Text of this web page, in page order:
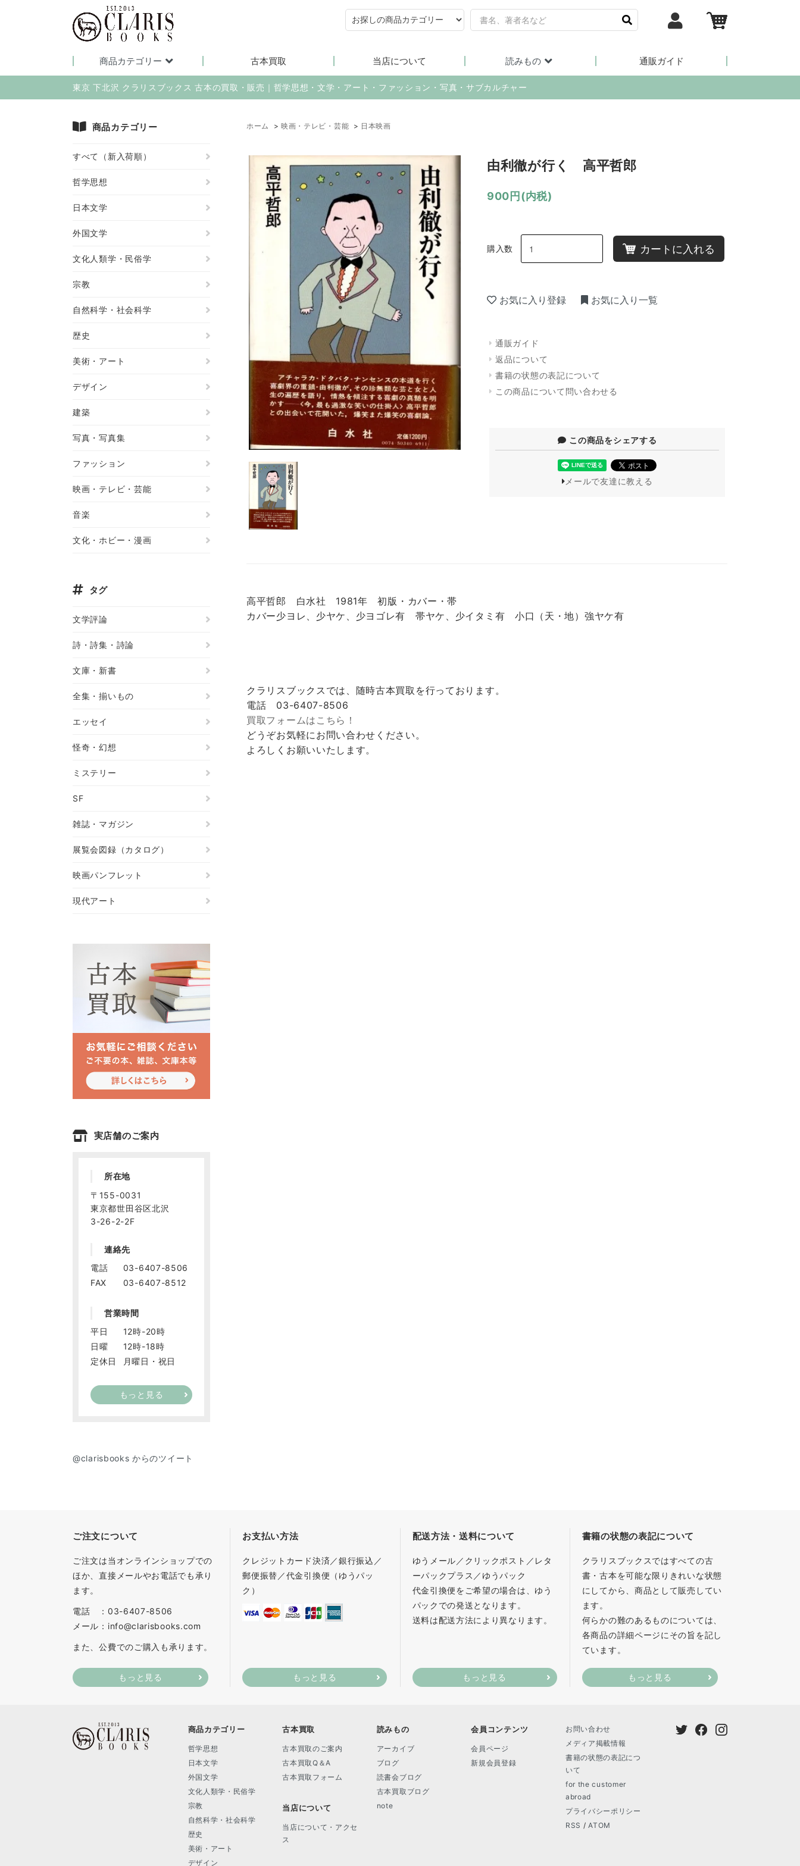
商品カテゴリー 古本買取 当店について 読みもの 通販ガイド
東京 下北沢 クラリスブックス 古本の買取・販売｜哲学思想・文学・アート・ファッション・写真・サブカルチャー
ホーム > 映画・テレビ・芸能 > 日本映画
由利徹が行く 高平哲郎
900円(内税)
購入数 カートに入れる
お気に入り登録 お気に入り一覧
通販ガイド
返品について
書籍の状態の表記について
この商品について問い合わせる
この商品をシェアする
メールで友達に教える
高平哲郎 白水社 1981年 初版・カバー・帯
カバー少ヨレ、少ヤケ、少ヨゴレ有 帯ヤケ、少イタミ有 小口（天・地）強ヤケ有
クラリスブックスでは、随時古本買取を行っております。
電話 03-6407-8506
買取フォームはこちら！
どうぞお気軽にお問い合わせください。
よろしくお願いいたします。
商品カテゴリー
すべて（新入荷順）
哲学思想
日本文学
外国文学
文化人類学・民俗学
宗教
自然科学・社会科学
歴史
美術・アート
デザイン
建築
写真・写真集
ファッション
映画・テレビ・芸能
音楽
文化・ホビー・漫画
タグ
文学評論
詩・詩集・詩論
文庫・新書
全集・揃いもの
エッセイ
怪奇・幻想
ミステリー
SF
雑誌・マガジン
展覧会図録（カタログ）
映画パンフレット
現代アート
実店舗のご案内
所在地
〒155-0031
東京都世田谷区北沢
3-26-2-2F
連絡先
電話
03-6407-8506
FAX
03-6407-8512
営業時間
平日
12時-20時
日曜
12時-18時
定休日
月曜日・祝日
もっと見る
@clarisbooks からのツイート
ご注文について
ご注文は当オンラインショップでの
ほか、直接メールやお電話でも承り
ます。
電話 ：03-6407-8506
メール：info@clarisbooks.com
また、公費でのご購入も承ります。
もっと見る
お支払い方法
クレジットカード決済／銀行振込／
郵便振替／代金引換便（ゆうパッ
ク）
もっと見る
配送方法・送料について
ゆうメール／クリックポスト／レタ
ーパックプラス／ゆうパック
代金引換便をご希望の場合は、ゆう
パックでの発送となります。
送料は配送方法により異なります。
もっと見る
書籍の状態の表記について
クラリスブックスではすべての古
書・古本を可能な限りきれいな状態
にしてから、商品として販売してい
ます。
何らかの難のあるものについては、
各商品の詳細ページにその旨を記し
ています。
もっと見る
商品カテゴリー
哲学思想
日本文学
外国文学
文化人類学・民俗学
宗教
自然科学・社会科学
歴史
美術・アート
デザイン
古本買取
古本買取のご案内
古本買取Q＆A
古本買取フォーム
当店について
当店について・アクセ
ス
読みもの
アーカイブ
ブログ
読書会ブログ
古本買取ブログ
note
会員コンテンツ
会員ページ
新規会員登録
お問い合わせ
メディア掲載情報
書籍の状態の表記につ
いて
for the customer
abroad
プライバシーポリシー
RSS /ATOM